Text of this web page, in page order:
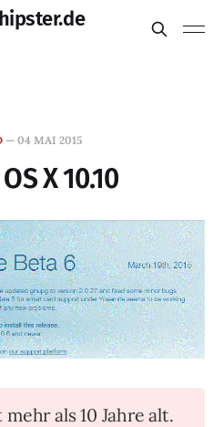
— 04 MAI 2015
X 10.10
als 10 Jahre alt.